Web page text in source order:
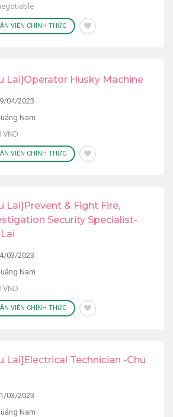
VIÊN CHÍNH THỨC
Lai]Operator Husky Machine
04/2023
Nam
VND
VIÊN CHÍNH THỨC
Lai]Prevent & Fight Fire,
Security Specialist-
03/2023
Nam
VND
VIÊN CHÍNH THỨC
Lai]Electrical Technician -Chu
03/2023
Nam